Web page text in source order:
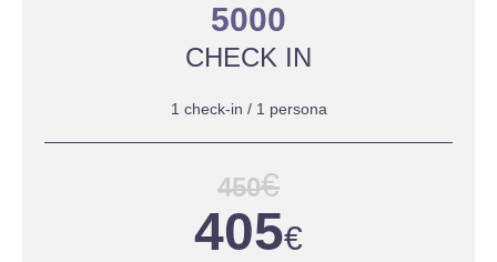
5000
CHECK IN
1 check-in / 1 persona
450€
405€